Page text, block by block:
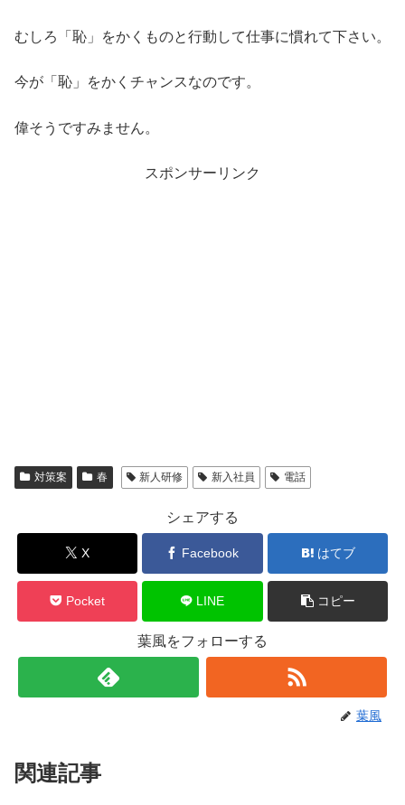
むしろ「恥」をかくものと行動して仕事に慣れて下さい。
今が「恥」をかくチャンスなのです。
偉そうですみません。
スポンサーリンク
対策案 春 新人研修 新入社員 電話
シェアする
X Facebook はてブ
Pocket LINE コピー
葉風をフォローする
葉風
関連記事